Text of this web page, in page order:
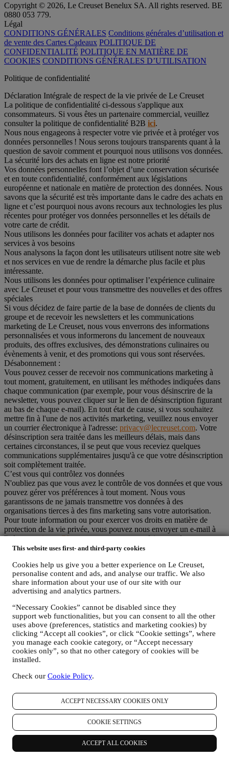
This website uses first- and third-party cookies
Cookies help us give you a better experience on Le Creuset,
personalise content and ads, and analyse our traffic. We also
share information about your use of our site with our
advertising and analytics partners.
“Necessary Cookies” cannot be disabled since they
support web functionalities, but you can consent to all the other
uses above (preferences, statistics and marketing cookies) by
clicking “Accept all cookies”, or click “Cookie settings”, where
you manage each cookie category, or “Accept necessary
cookies only”, so that no other category of cookies will be
installed.
Check our Cookie Policy.
ACCEPT NECESSARY COOKIES ONLY
COOKIE SETTINGS
ACCEPT ALL COOKIES
Copyright © 2026, Le Creuset Benelux SA. All rights reserved. BE
0880 053 779.
Légal
CONDITIONS GÉNÉRALES Conditions générales d’utilisation et
de vente des Cartes Cadeaux POLITIQUE DE
CONFIDENTIALITÉ POLITIQUE EN MATIÈRE DE
COOKIES CONDITIONS GÉNÉRALES D’UTILISATION
Politique de confidentialité
Déclaration Intégrale de respect de la vie privée de Le Creuset
La politique de confidentialité ci-dessous s'applique aux
consommateurs. Si vous êtes un partenaire commercial, veuillez
consulter la politique de confidentialité B2B ici.
Nous nous engageons à respecter votre vie privée et à protéger vos
données personnelles ! Nous serons toujours transparents quant à la
question de savoir comment et pourquoi nous utilisons vos données.
La sécurité lors des achats en ligne est notre priorité
Vos données personnelles font l’objet d’une conservation sécurisée
et en toute confidentialité, conformément aux législations
européenne et nationale en matière de protection des données. Nous
savons que la sécurité est très importante dans le cadre des achats en
ligne et c’est pourquoi nous avons recours aux technologies les plus
récentes pour protéger vos données personnelles et les détails de
votre carte de crédit.
Nous utilisons les données pour faciliter vos achats et adapter nos
services à vos besoins
Nous analysons la façon dont les utilisateurs utilisent notre site web
et nos services en vue de rendre la démarche plus facile et plus
intéressante.
Nous utilisons les données pour optimaliser l’expérience culinaire
avec Le Creuset et pour vous transmettre des nouvelles et des offres
spéciales
Si vous décidez de faire partie de la base de données de clients du
groupe et de recevoir les newsletters et les communications
marketing de Le Creuset, nous vous enverrons des informations
personnalisées et vous informerons du lancement de nouveaux
produits, des offres exclusives, des démonstrations culinaires ou
évènements à venir, et des promotions qui vous sont réservées.
Désabonnement :
Vous pouvez cesser de recevoir nos communications marketing à
tout moment, gratuitement, en utilisant les méthodes indiquées dans
chaque communication (par exemple, pour vous désinscrire de la
newsletter, vous pouvez cliquer sur le lien de désinscription figurant
au bas de chaque e-mail). En tout état de cause, si vous souhaitez
mettre fin à l'une de nos activités marketing, veuillez nous envoyer
un courrier électronique à l'adresse: privacy@lecreuset.com. Votre
désinscription sera traitée dans les meilleurs délais, mais dans
certaines circonstances, il se peut que vous receviez quelques
communications supplémentaires jusqu'à ce que votre désinscription
soit complètement traitée.
C’est vous qui contrôlez vos données
N'oubliez pas que vous avez le contrôle de vos données et que vous
pouvez gérer vos préférences à tout moment. Nous vous
garantissons de ne jamais transmettre vos données à des
organisations tierces à des fins marketing sans votre autorisation.
Pour toute information ou pour exercer vos droits en matière de
protection de la vie privée, vous pouvez nous envoyer un e-mail à
l'adresse:privacy@lecreuset.compour nous faire part de votre
problème et nous vous répondrons dans les meilleurs délais.
Le Creuset s’engage à protéger vos données personnelles et à
respecter votre vie privée, la présente déclaration expliquant
comment nous collectons et gérons vos données personnelles en
conformité avec la législation UE relative à la protection des
données (y compris la Réglementation générale de Protection des
données 2016/679 de l’Union européenne) et avec la loi relative à la
protection des données qui s’applique dans votre pays, dans votre
territoire ou dans votre région (les “Lois relatives à la Protection des
Données”).
1. QUEL TYPE DE DONNEES RECUEILLONS-NOUS AUPRES DE
VOUS ET A QUEL MOMENT ?
concernant, qui nous permettrait de vous identifier, soit directement,
Enfants : Le présent site web n’est pas destiné aux enfants et nous ne
collectons pas sciemment des données relatives aux enfants.
Nous pouvons collecter des données personnelles vous concernant
lorsque vous visitez notre site web (le “Site web”), créez un compte
Le Creuset, achetez un produit Le Creuset sur le site Web ou en
boutique Signature et Outlet, ou lorsque vous vous abonnez à nos
communications marketing. En fonction de votre demande ou de